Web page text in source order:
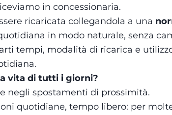
in concessionaria.
ricaricata collegandola a una
in modo naturale, senza
tempi, modalità di ricarica e
vita di tutti i giorni?
negli spostamenti di prossimità.
quotidiane, tempo libero: per